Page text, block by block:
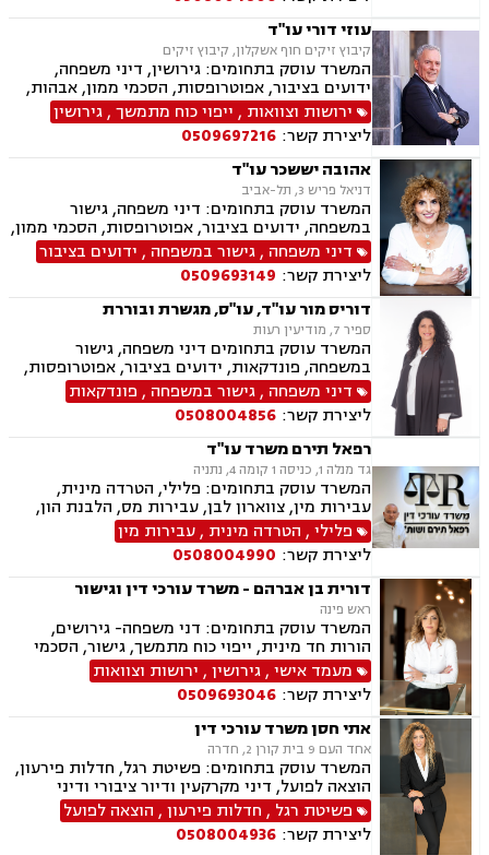
עוזי דורי עו"ד
קיבוץ זיקים חוף אשקלון, קיבוץ זיקים
המשרד עוסק בתחומים: גירושין, דיני משפחה,
ידועים בציבור, אפוטרופסות, הסכמי ממון, אבהות,
מזונות, משמורת, חלוקת רכוש, מעמד אישי, זמני
שהות, ניכור הורי, ירושות וצוואות, ייפוי כוח מתמשך,
דיני חוזים, עסקאות מכר דירה, פינוי מושכר, נחלות
ומשקים במושבים, העברה בין דורית
ירושות וצוואות , ייפוי כוח מתמשך,גירושין
ליצירת קשר: 0509697216
אהובה יששכר עו"ד
דניאל פריש 3, תל-אביב
המשרד עוסק בתחומים: דיני משפחה, גישור
במשפחה, ידועים בציבור, אפוטרופסות, הסכמי ממון,
אבהות, מזונות, משמורת, גירושין, הורות חד מינית,
נישואים אזרחיים, אימוץ, חלוקת רכוש, מעמד אישי,
זמני שהות, העברה בין דורית, ייפוי כוח מתמשך,
נוטריון
דיני משפחה ,גישור במשפחה , ידועים בציבור
ליצירת קשר: 0509693149
דוריס מור עו"ד, עו"ס, מגשרת ובוררת
ספיר 7, מודיעין רעות
המשרד עוסק בתחומים דיני משפחה, גישור
במשפחה, פונדקאות, ידועים בציבור, אפוטרופסות,
הסכמי ממון, אבהות, מזונות, משמורת, גירושין,
הורות חד מינית, נישואים אזרחיים, חוק הנוער,
אימוץ, חלוקת רכוש, מעמד אישי, זמני שהות, אומנה,
ייפוי כוח מתמשך
דיני משפחה ,גישור במשפחה , פונדקאות
ליצירת קשר: 0508004856
רפאל תירם משרד עו"ד
גד מנלה 1, כניסה 1 קומה 4, נתניה
המשרד עוסק בתחומים: פלילי, הטרדה מינית,
עבירות מין, צווארון לבן, עבירות מס, הלבנת הון,
אלימות במשפחה, עבירות סמים, ועדת שיחרורים,
תעבורה, נהיגה בשכרות, שלילת רישיון נהיגה,
פסילת רישיון מנהלית, המכון הרפואי לבטיחות
בדרכים, פשיטת רגל, הוצאה לפועל, דיני משפלה,
הסכמי ממון, צוואות וירושות, יפוי כוח מתמשך
פלילי, הטרדה מינית ,עבירות מין
ליצירת קשר: 0508004990
דורית בן אברהם - משרד עורכי דין וגישור
ראש פינה
המשרד עוסק בתחומים: דני משפחה- גירושים,
הורות חד מינית, ייפוי כוח מתמשך, גישור, הסכמי
ממון, צוואות וירושות, חלוקת רכוש. פלילי- עבירות
מין וסמים, אלימות במשפחה ותעבורה
מעמד אישי,גירושין, ירושות וצוואות
ליצירת קשר: 0509693046
אתי חסן משרד עורכי דין
אחד העם 9 בית קורן 2, חדרה
המשרד עוסק בתחומים: פשיטת רגל, חדלות פירעון,
הוצאה לפועל, דיני מקרקעין ודיור ציבורי ודיני
משפחה, ביטוח לאומי, תעבורה.
פשיטת רגל , חדלות פירעון, הוצאה לפועל
ליצירת קשר: 0508004936